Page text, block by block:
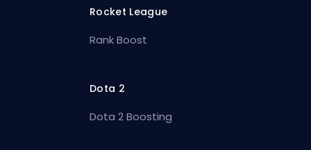
Rocket League
Rank Boost
Dota 2
Dota 2 Boosting